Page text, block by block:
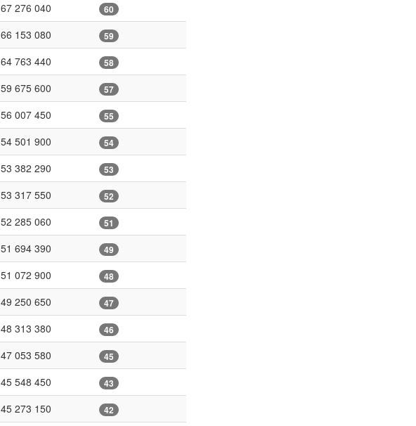
67 276 040 60
66 153 080 59
64 763 440 58
59 675 600 57
56 007 450 55
54 501 900 54
53 382 290 53
53 317 550 52
52 285 060 51
51 694 390 49
51 072 900 48
49 250 650 47
48 313 380 46
47 053 580 45
45 548 450 43
45 273 150 42